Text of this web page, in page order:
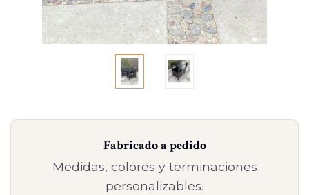
Fabricado a pedido
Medidas, colores y terminaciones
personalizables.